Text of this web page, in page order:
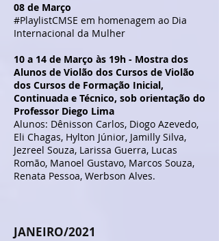
08 de Março
#PlaylistCMSE em homenagem ao Dia
Internacional da Mulher
10 a 14 de Março às 19h - Mostra dos
Alunos de Violão dos Cursos de Violão
dos Cursos de Formação Inicial,
Continuada e Técnico, sob orientação do
Professor Diego Lima
Alunos: Dênisson Carlos, Diogo Azevedo,
Eli Chagas, Hylton Júnior, Jamilly Silva,
Jezreel Souza, Larissa Guerra, Lucas
Romão, Manoel Gustavo, Marcos Souza,
Renata Pessoa, Werbson Alves.
JANEIRO/2021